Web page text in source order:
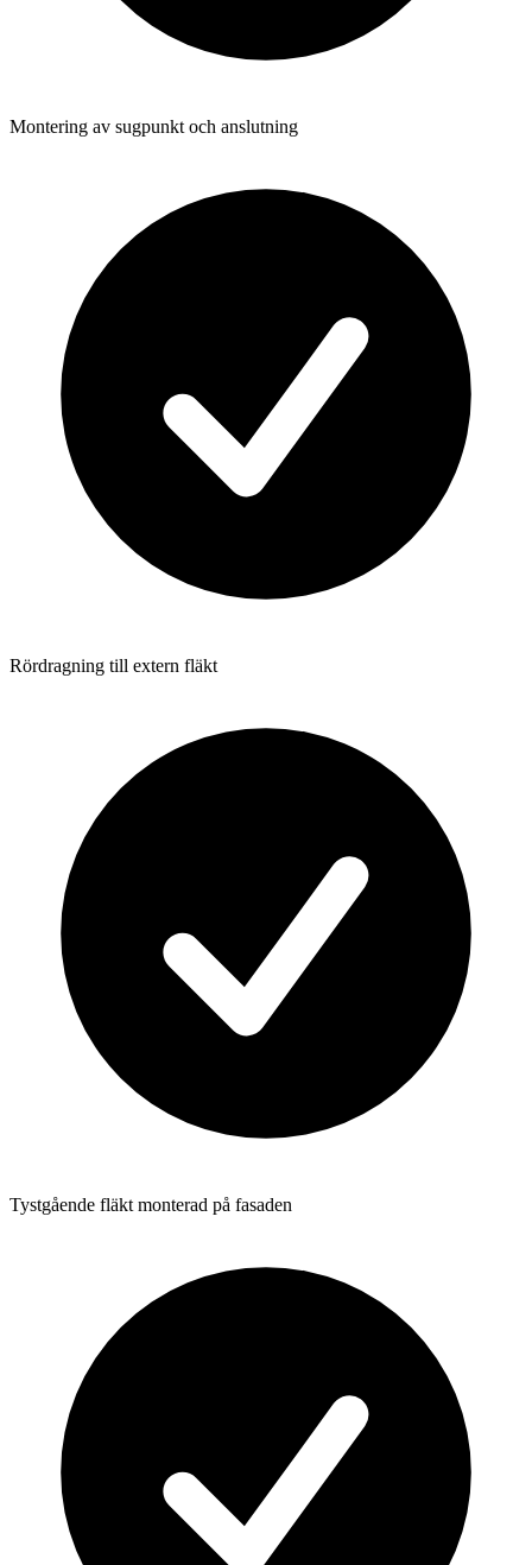
Montering av sugpunkt och anslutning
Rördragning till extern fläkt
Tystgående fläkt monterad på fasaden